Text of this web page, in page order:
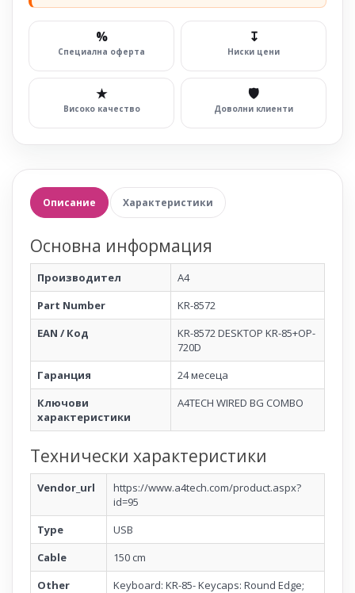
%
Специална оферта
↧
Ниски цени
★
Високо качество
🛡
Доволни клиенти
Описание Характеристики
Основна информация
Производител
A4
Part Number
KR-8572
EAN / Код
KR-8572 DESKTOP KR-85+OP-
720D
Гаранция
24 месеца
Ключови
характеристики
A4TECH WIRED BG COMBO
Технически характеристики
Vendor_url
https://www.a4tech.com/product.aspx?
id=95
Type
USB
Cable
150 cm
Other
Keyboard: KR-85- Keycaps: Round Edge;